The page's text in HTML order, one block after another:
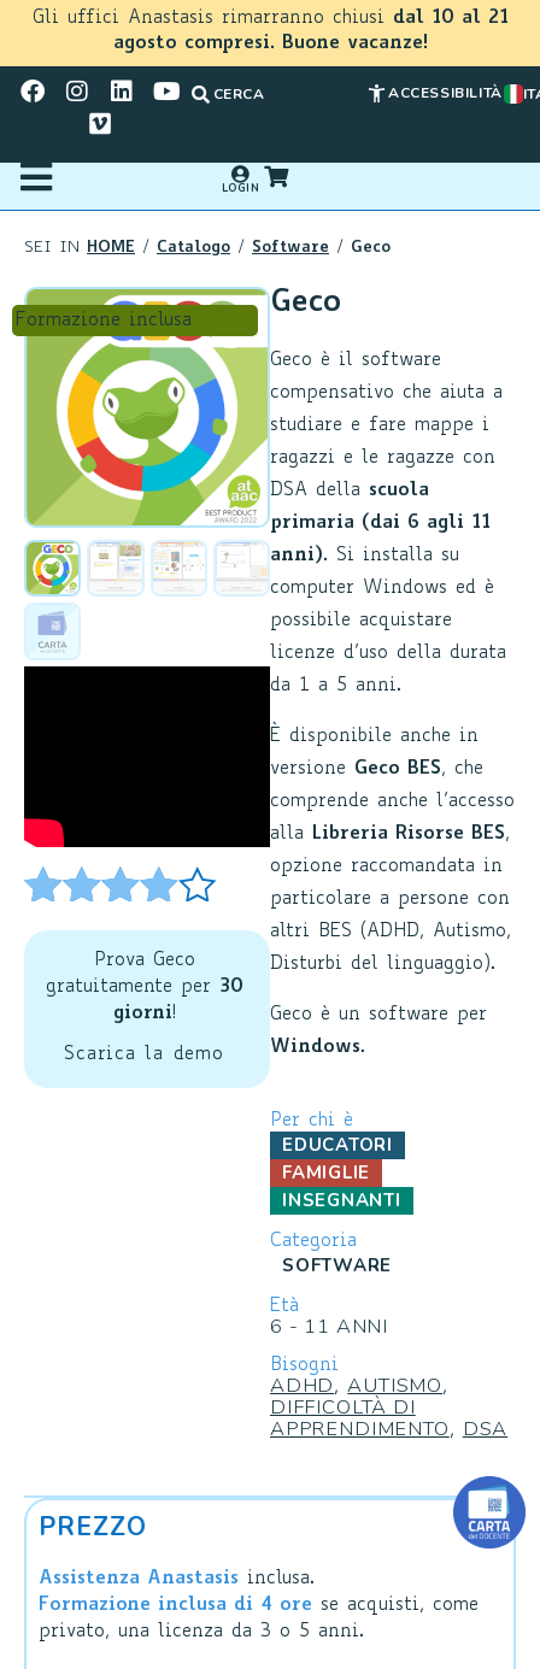
Gli uffici Anastasis rimarranno chiusi dal 10 al 21
agosto compresi. Buone vacanze!
CERCA ACCESSIBILITÀ
LOGIN
SEI IN HOME / Catalogo / Software / Geco
Formazione inclusa
Valutato
4.50su 5
su base
8
recensioni
Prova Geco
gratuitamente per 30
giorni!
Scarica la demo
Geco
Geco è il software
compensativo che aiuta a
studiare e fare mappe i
ragazzi e le ragazze con
DSA della scuola
primaria (dai 6 agli 11
anni). Si installa su
computer Windows ed è
possibile acquistare
licenze d’uso della durata
da 1 a 5 anni.
È disponibile anche in
versione Geco BES, che
comprende anche l’accesso
alla Libreria Risorse BES,
opzione raccomandata in
particolare a persone con
altri BES (ADHD, Autismo,
Disturbi del linguaggio).
Geco è un software per
Windows.
Per chi è
EDUCATORI
FAMIGLIE
INSEGNANTI
Categoria
SOFTWARE
Età
6 - 11 ANNI
Bisogni
ADHD ,AUTISMO ,
DIFFICOLTÀ DI
APPRENDIMENTO , DSA
PREZZO
Assistenza Anastasis inclusa.
Formazione inclusa di 4 ore se acquisti, come
privato, una licenza da 3 o 5 anni.